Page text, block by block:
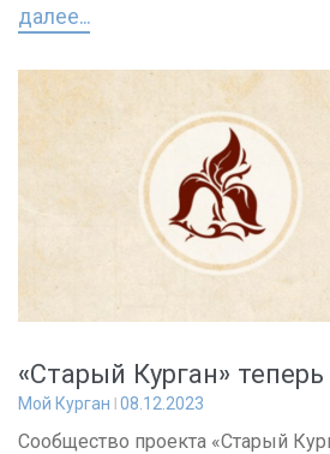
далее...
«Старый Курган»
Мой Курган 08.12.2023
Сообщество проекта «Старый